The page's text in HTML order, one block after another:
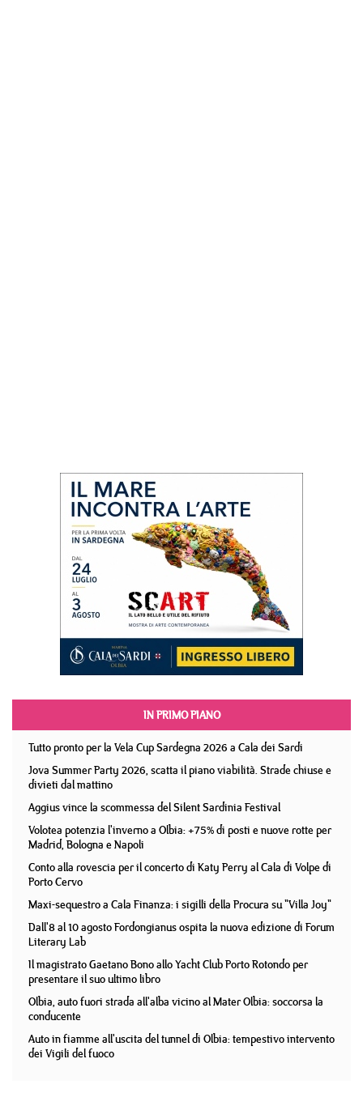
IN PRIMO PIANO
Tutto pronto per la Vela Cup Sardegna 2026 a Cala dei Sardi
Jova Summer Party 2026, scatta il piano viabilità. Strade chiuse e
divieti dal mattino
Aggius vince la scommessa del Silent Sardinia Festival
Volotea potenzia l'inverno a Olbia: +75% di posti e nuove rotte per
Madrid, Bologna e Napoli
Conto alla rovescia per il concerto di Katy Perry al Cala di Volpe di
Porto Cervo
Maxi-sequestro a Cala Finanza: i sigilli della Procura su "Villa Joy"
Dall'8 al 10 agosto Fordongianus ospita la nuova edizione di Forum
Literary Lab
Il magistrato Gaetano Bono allo Yacht Club Porto Rotondo per
presentare il suo ultimo libro
Olbia, auto fuori strada all'alba vicino al Mater Olbia: soccorsa la
conducente
Auto in fiamme all'uscita del tunnel di Olbia: tempestivo intervento
dei Vigili del fuoco